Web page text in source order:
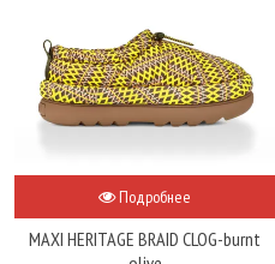
Подробнее
MAXI HERITAGE BRAID CLOG-burnt